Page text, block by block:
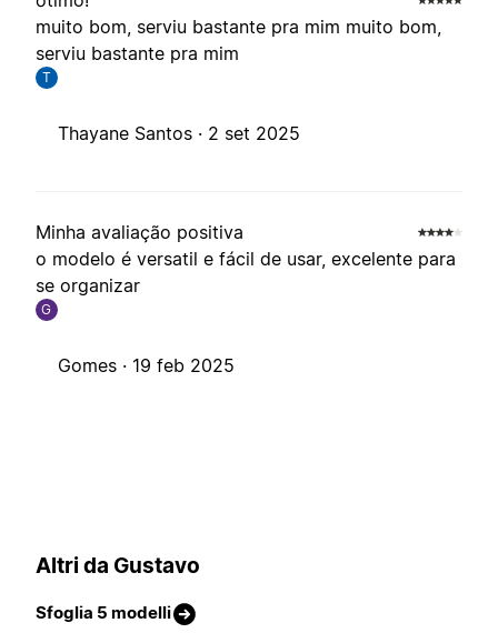
muito bom, serviu bastante pra mim muito bom,
serviu bastante pra mim
T
Thayane Santos · 2 set 2025
Minha avaliação positiva
o modelo é versatil e fácil de usar, excelente para
se organizar
G
Gomes · 19 feb 2025
Altri da Gustavo
Sfoglia 5 modelli